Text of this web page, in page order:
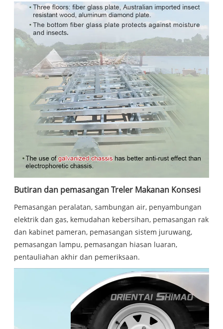
Butiran dan pemasangan Treler Makanan Konsesi
Pemasangan peralatan, sambungan air, penyambungan
elektrik dan gas, kemudahan kebersihan, pemasangan rak
dan kabinet pameran, pemasangan sistem juruwang,
pemasangan lampu, pemasangan hiasan luaran,
pentauliahan akhir dan pemeriksaan.